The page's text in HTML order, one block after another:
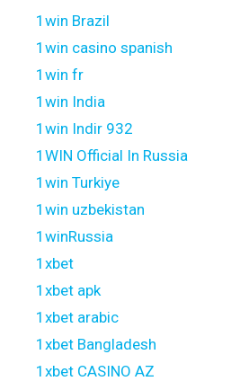
1win Brazil
1win casino spanish
1win fr
1win India
1win Indir 932
1WIN Official In Russia
1win Turkiye
1win uzbekistan
1winRussia
1xbet
1xbet apk
1xbet arabic
1xbet Bangladesh
1xbet CASINO AZ